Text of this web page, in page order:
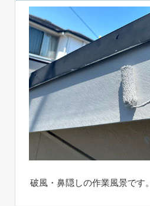
破風・鼻隠しの作業風景です。